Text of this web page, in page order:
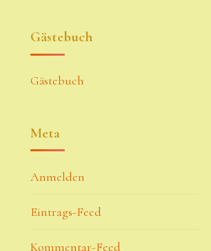
Gästebuch
Gästebuch
Meta
Anmelden
Eintrags-Feed
Kommentar-Feed